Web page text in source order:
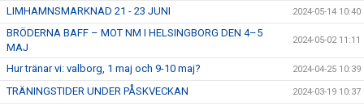
LIMHAMNSMARKNAD 21 - 23 JUNI 2024-05-14 10:40
BRÖDERNA BAFF – MOT NM I HELSINGBORG DEN 4–5
MAJ
2024-05-02 11:11
Hur tränar vi: valborg, 1 maj och 9-10 maj? 2024-04-25 10:39
TRÄNINGSTIDER UNDER PÅSKVECKAN 2024-03-19 10:37